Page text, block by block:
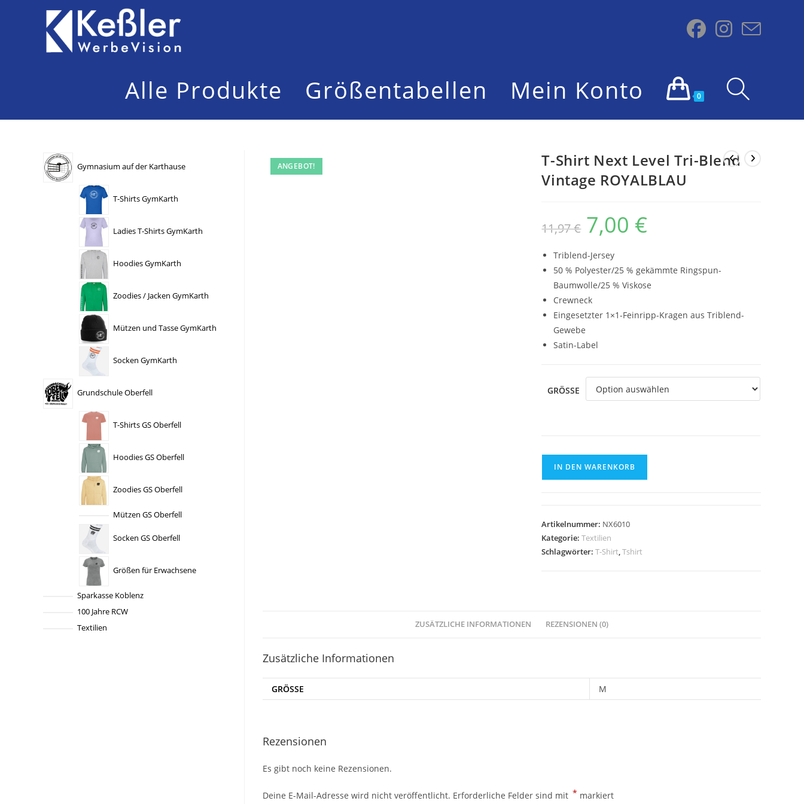
Alle Produkte Größentabellen Mein Konto 0
Website-
ANGEBOT!
T-Shirt Next Level Tri-Blend
Vintage ROYALBLAU
11,97€
Ursprünglicher
Preis
war:
7,00 €
Triblend-Jersey
50 % Polyester/25 % gekämmte Ringspun-
Baumwolle/25 % Viskose
Crewneck
Eingesetzter 1×1-Feinripp-Kragen aus Triblend-
Gewebe
Satin-Label
GRÖSSE
Tri-
Blend
Vintage
IN DEN WARENKORB
Artikelnummer: NX6010
Kategorie:Textilien
Schlagwörter:T-Shirt,Tshirt
ZUSÄTZLICHE INFORMATIONEN REZENSIONEN (0)
Zusätzliche Informationen
GRÖSSE M
Rezensionen
Es gibt noch keine Rezensionen.
Deine E-Mail-Adresse wird nicht veröffentlicht. Erforderliche Felder sind mit * markiert
Gymnasium auf der Karthause
T-Shirts GymKarth
Ladies T-Shirts GymKarth
Hoodies GymKarth
Zoodies / Jacken GymKarth
Mützen und Tasse GymKarth
Socken GymKarth
Grundschule Oberfell
T-Shirts GS Oberfell
Hoodies GS Oberfell
Zoodies GS Oberfell
Mützen GS Oberfell
Socken GS Oberfell
Größen für Erwachsene
Sparkasse Koblenz
100 Jahre RCW
Textilien